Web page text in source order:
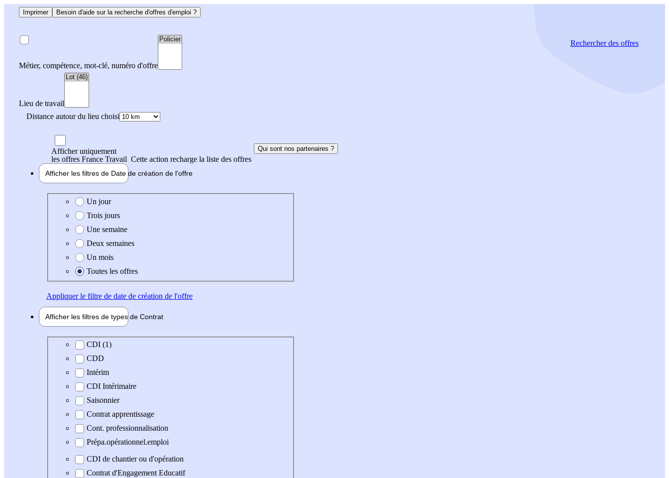
Imprimer Besoin d'aide sur la recherche d'offres d'emploi ?
Métier, compétence, mot-clé, numéro d'offre
Lieu de travail
Distance autour du lieu choisi
Rechercherdes offres
Afficher uniquement
les offres France Travail Cette action recharge la liste des offres
Qui sont nos partenaires ?
Afficher les filtres de Date de création de l'offre
Date de création de l'offre
Un jour
Trois jours
Une semaine
Deux semaines
Un mois
Toutes les offres
Appliquerle filtre de date de création de l'offre
Afficher les filtres de types de Contrat
Type de contrat
CDI (1)
CDD
Intérim
CDI Intérimaire
Saisonnier
Contrat apprentissage
Cont. professionnalisation
Prépa.opérationnel.emploi
CDI de chantier ou d'opération
Contrat d'Engagement Educatif